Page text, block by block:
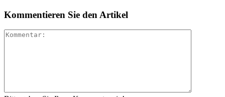
Kommentieren Sie den Artikel